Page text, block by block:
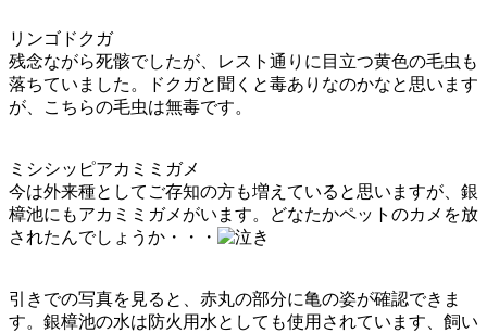
リンゴドクガ
残念ながら死骸でしたが、レスト通りに目立つ黄色の毛虫も
落ちていました。ドクガと聞くと毒ありなのかなと思います
が、こちらの毛虫は無毒です。
ミシシッピアカミミガメ
今は外来種としてご存知の方も増えていると思いますが、銀
樟池にもアカミミガメがいます。どなたかペットのカメを放
されたんでしょうか・・・
引きでの写真を見ると、赤丸の部分に亀の姿が確認できま
す。銀樟池の水は防火用水としても使用されています、飼い